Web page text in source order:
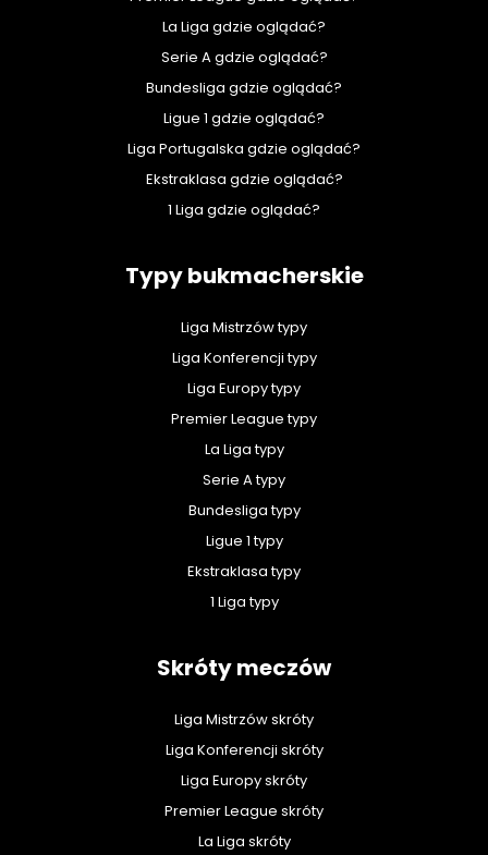
La Liga gdzie oglądać?
Serie A gdzie oglądać?
Bundesliga gdzie oglądać?
Ligue 1 gdzie oglądać?
Liga Portugalska gdzie oglądać?
Ekstraklasa gdzie oglądać?
1 Liga gdzie oglądać?
Typy bukmacherskie
Liga Mistrzów typy
Liga Konferencji typy
Liga Europy typy
Premier League typy
La Liga typy
Serie A typy
Bundesliga typy
Ligue 1 typy
Ekstraklasa typy
1 Liga typy
Skróty meczów
Liga Mistrzów skróty
Liga Konferencji skróty
Liga Europy skróty
Premier League skróty
La Liga skróty